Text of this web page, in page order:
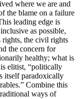
where we are and
the blame on a failure
leading edge is
as possible,
rights, the civil rights
the concern for
healthy; what is
elitist, “politically
itself paradoxically
Combine this
ways of